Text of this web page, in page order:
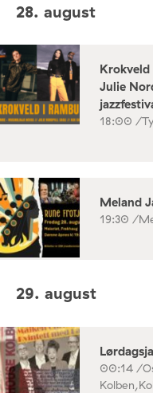
28. august
Julie
18:00 /
Meland
19:30 /
29. august
00:14 /